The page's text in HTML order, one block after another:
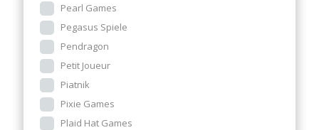
Pearl Games
Pegasus Spiele
Pendragon
Petit Joueur
Piatnik
Pixie Games
Plaid Hat Games